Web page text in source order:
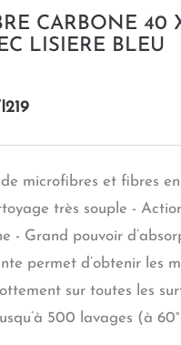
CARBONE 40
LISIERE BLEU
microfibres et fibres
très souple -
- Grand pouvoir
permet d’obtenir les
sur toutes les
500 lavages (à